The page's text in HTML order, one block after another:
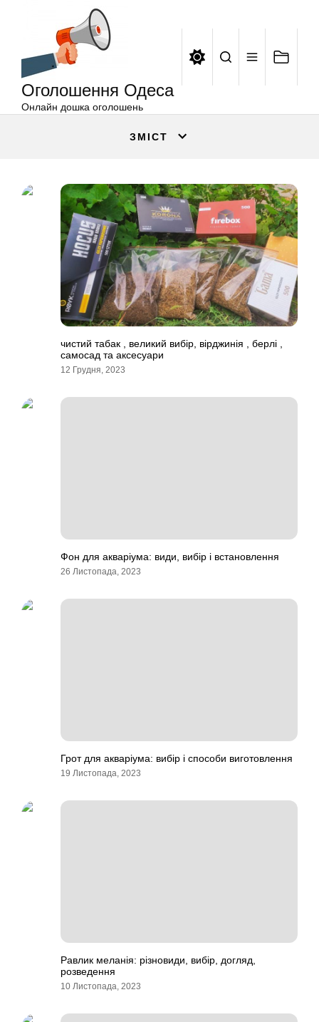
Оголошення Одеса
Онлайн дошка оголошень
ЗМІСТ
чистий табак , великий вибір, вірджинія , берлі ,
самосад та аксесуари
12 Грудня, 2023
Фон для акваріума: види, вибір і встановлення
26 Листопада, 2023
Грот для акваріума: вибір і способи виготовлення
19 Листопада, 2023
Равлик меланія: різновиди, вибір, догляд,
розведення
10 Листопада, 2023